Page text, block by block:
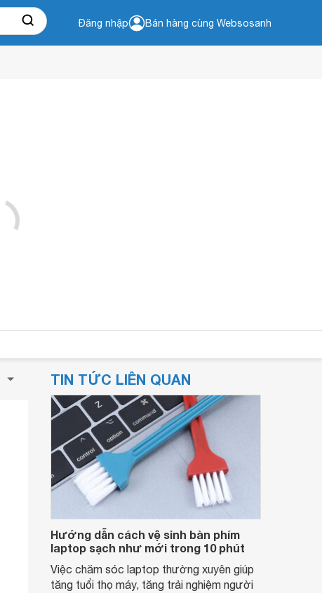
Đăng nhập Bán hàng cùng Websosanh
TIN TỨC LIÊN QUAN
Hướng dẫn cách vệ sinh bàn phím
laptop sạch như mới trong 10 phút
Việc chăm sóc laptop thường xuyên giúp
tăng tuổi thọ máy, tăng trải nghiệm người